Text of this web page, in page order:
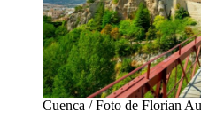
Cuenca / Foto de Florian